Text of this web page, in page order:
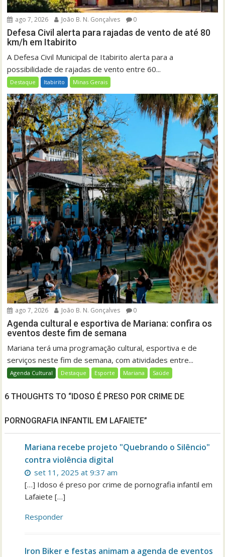
ago 7, 2026 João B. N. Gonçalves 0
Defesa Civil alerta para rajadas de vento de até 80
km/h em Itabirito
A Defesa Civil Municipal de Itabirito alerta para a
possibilidade de rajadas de vento entre 60...
Destaque Itabirito Minas Gerais
ago 7, 2026 João B. N. Gonçalves 0
Agenda cultural e esportiva de Mariana: confira os
eventos deste fim de semana
Mariana terá uma programação cultural, esportiva e de
serviços neste fim de semana, com atividades entre...
Agenda Cultural Destaque Esporte Mariana Saúde
6 THOUGHTS TO “IDOSO É PRESO POR CRIME DE
PORNOGRAFIA INFANTIL EM LAFAIETE”
Mariana recebe projeto "Quebrando o Silêncio"
contra violência digital
set 11, 2025 at 9:37 am
[…] Idoso é preso por crime de pornografia infantil em
Lafaiete […]
Responder
Iron Biker e festas animam a agenda de eventos